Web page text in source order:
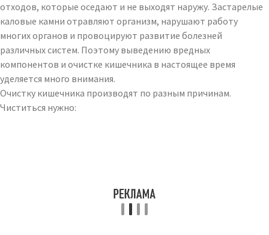
отходов, которые оседают и не выходят наружу. Застарелые
каловые камни отравляют организм, нарушают работу
многих органов и провоцируют развитие болезней
различных систем. Поэтому выведению вредных
компонентов и очистке кишечника в настоящее время
уделяется много внимания.
Очистку кишечника производят по разным причинам.
Чиститься нужно: